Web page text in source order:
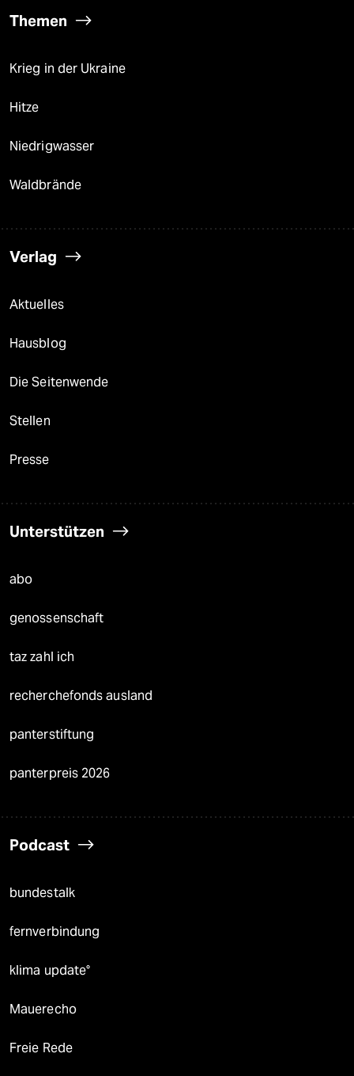
Themen
Krieg in der Ukraine
Hitze
Niedrigwasser
Waldbrände
Verlag
Aktuelles
Hausblog
Die Seitenwende
Stellen
Presse
Unterstützen
abo
genossenschaft
taz zahl ich
recherchefonds ausland
panterstiftung
panterpreis 2026
Podcast
bundestalk
fernverbindung
klima update°
Mauerecho
Freie Rede